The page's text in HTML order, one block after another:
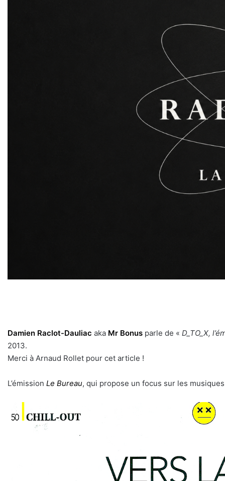
Damien Raclot-Dauliac aka Mr Bonus parle de « D_TO_X,
2013.
Merci à Arnaud Rollet pour cet article !
L’émission Le Bureau, qui propose un focus sur les